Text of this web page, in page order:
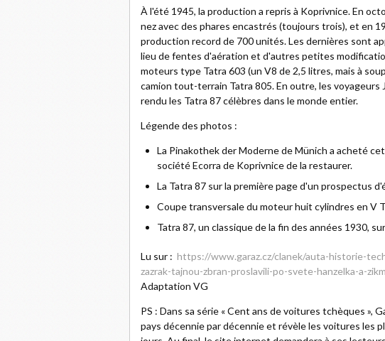
À l'été 1945, la production a repris à Koprivnice. En
nez avec des phares encastrés (toujours trois), et en
production record de 700 unités. Les dernières sont
lieu de fentes d'aération et d'autres petites
moteurs type Tatra 603 (un V8 de 2,5 litres, mais à
camion tout-terrain Tatra 805. En outre, les voyageurs
rendu les Tatra 87 célèbres dans le monde entier.
Légende des photos :
La Pinakothek der Moderne de Münich a acheté
société Ecorra de Koprivnice de la restaurer.
La Tatra 87 sur la première page d'un prospectus
Coupe transversale du moteur huit cylindres en V
Tatra 87, un classique de la fin des années 1930,
Lu sur : https://www.garaz.cz/clanek/auta-historie-
zazrak-tajnou-zbran-proslavili-po-svete-hanzelka-a-
Adaptation VG
PS : Dans sa série « Cent ans de voitures tchèques »,
pays décennie par décennie et révèle les voitures les